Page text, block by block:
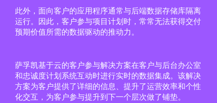
此外，面向客户的应用程序通常与后端数据存储库隔离
运行。因此，客户参与项目计划时，常常无法获得交付
预期价值所需的数据驱动的推动力。
萨孚凯基于云的客户参与解决方案在客户与后台办公室
和忠诚度计划系统互动时进行实时的数据集成。该解决
方案为客户提供了详细的信息、提升了运营效率和个性
化交互，为客户参与提升到下一个层次做了铺垫。